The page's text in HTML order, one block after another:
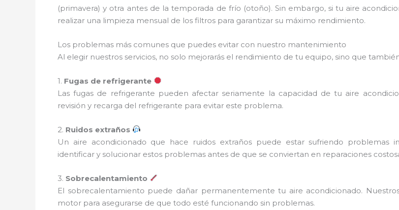
(primavera) y otra antes de la temporada de frío (otoño). Sin embargo, si tu aire
realizar una limpieza mensual de los filtros para garantizar su máximo rendimiento.
Los problemas más comunes que puedes evitar con nuestro mantenimiento
Al elegir nuestros servicios, no solo mejorarás el rendimiento de tu equipo, sino que
1. Fugas de refrigerante
Las fugas de refrigerante pueden afectar seriamente la capacidad de tu aire
revisión y recarga del refrigerante para evitar este problema.
2. Ruidos extraños
Un aire acondicionado que hace ruidos extraños puede estar sufriendo problemas
identificar y solucionar estos problemas antes de que se conviertan en reparaciones
3. Sobrecalentamiento
El sobrecalentamiento puede dañar permanentemente tu aire acondicionado.
motor para asegurarse de que todo esté funcionando sin problemas.